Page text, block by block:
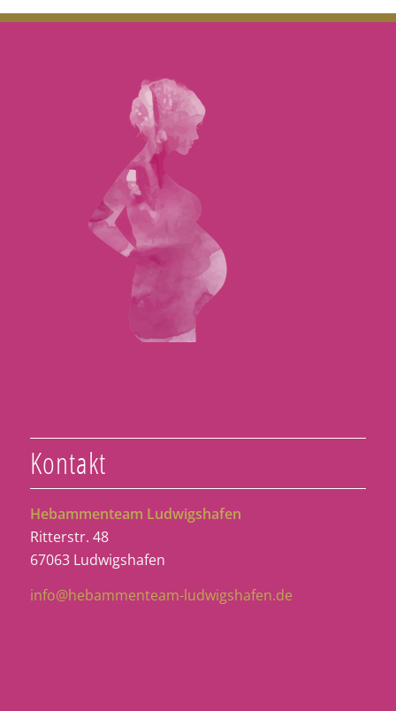
Kontakt
Hebammenteam Ludwigshafen
Ritterstr. 48
67063 Ludwigshafen
info@hebammenteam-ludwigshafen.de